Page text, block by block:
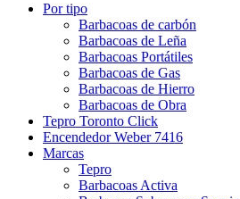
Por tipo
Barbacoas de carbón
Barbacoas de Leña
Barbacoas Portátiles
Barbacoas de Gas
Barbacoas de Hierro
Barbacoas de Obra
Tepro Toronto Click
Encendedor Weber 7416
Marcas
Tepro
Barbacoas Activa